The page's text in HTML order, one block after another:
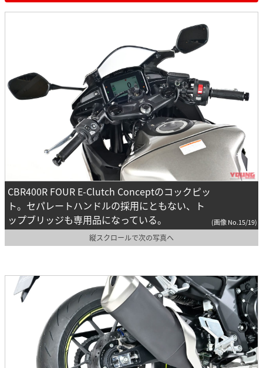
CBR400R FOUR E-Clutch Conceptのコックピッ
ト。セパレートハンドルの採用にともない、ト
ップブリッジも専用品になっている。
(画像 No.15/19)
縦スクロールで次の写真へ